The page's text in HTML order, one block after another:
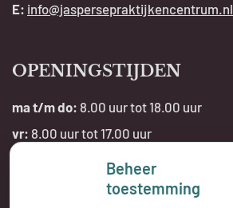
Beheer
toestemming
E: info@jaspersepraktijkencentrum.nl
OPENINGSTIJDEN
ma t/m do: 8.00 uur tot 18.00 uur
vr: 8.00 uur tot 17.00 uur
Telefonisch bereikbaar: